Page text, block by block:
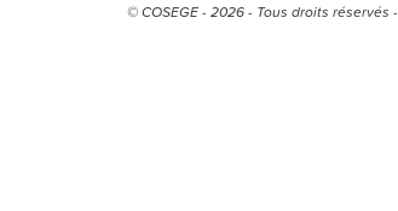
© COSEGE - 2026 - Tous droits réservés -